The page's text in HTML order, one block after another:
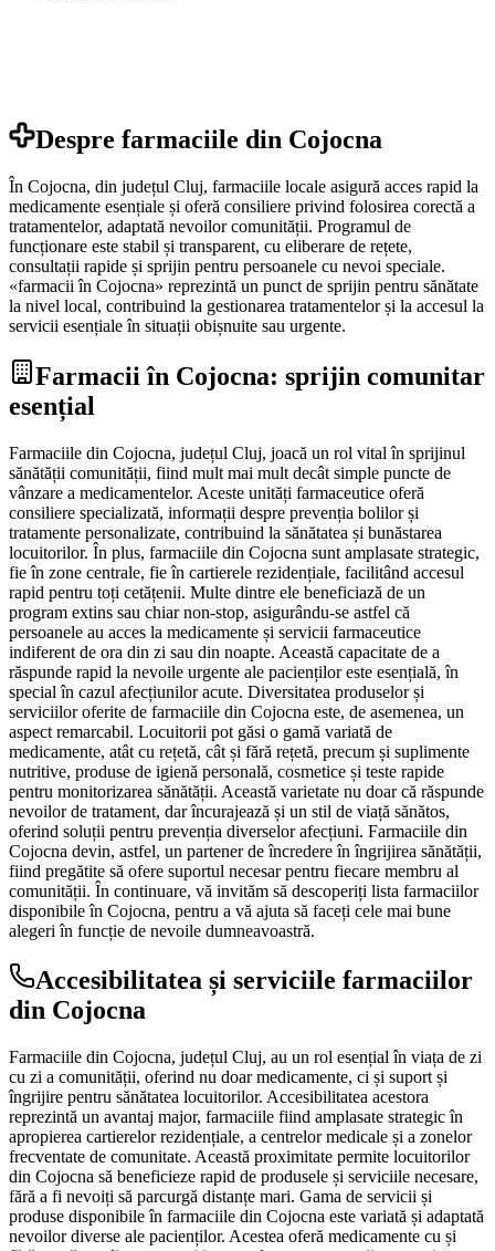
Despre farmaciile din Cojocna
În Cojocna, din județul Cluj, farmaciile locale asigură acces rapid la
medicamente esențiale și oferă consiliere privind folosirea corectă a
tratamentelor, adaptată nevoilor comunității. Programul de
funcționare este stabil și transparent, cu eliberare de rețete,
consultații rapide și sprijin pentru persoanele cu nevoi speciale.
«farmacii în Cojocna» reprezintă un punct de sprijin pentru sănătate
la nivel local, contribuind la gestionarea tratamentelor și la accesul la
servicii esențiale în situații obișnuite sau urgente.
Farmacii în Cojocna: sprijin comunitar
esențial
Farmaciile din Cojocna, județul Cluj, joacă un rol vital în sprijinul
sănătății comunității, fiind mult mai mult decât simple puncte de
vânzare a medicamentelor. Aceste unități farmaceutice oferă
consiliere specializată, informații despre prevenția bolilor și
tratamente personalizate, contribuind la sănătatea și bunăstarea
locuitorilor. În plus, farmaciile din Cojocna sunt amplasate strategic,
fie în zone centrale, fie în cartierele rezidențiale, facilitând accesul
rapid pentru toți cetățenii. Multe dintre ele beneficiază de un
program extins sau chiar non-stop, asigurându-se astfel că
persoanele au acces la medicamente și servicii farmaceutice
indiferent de ora din zi sau din noapte. Această capacitate de a
răspunde rapid la nevoile urgente ale pacienților este esențială, în
special în cazul afecțiunilor acute. Diversitatea produselor și
serviciilor oferite de farmaciile din Cojocna este, de asemenea, un
aspect remarcabil. Locuitorii pot găsi o gamă variată de
medicamente, atât cu rețetă, cât și fără rețetă, precum și suplimente
nutritive, produse de igienă personală, cosmetice și teste rapide
pentru monitorizarea sănătății. Această varietate nu doar că răspunde
nevoilor de tratament, dar încurajează și un stil de viață sănătos,
oferind soluții pentru prevenția diverselor afecțiuni. Farmaciile din
Cojocna devin, astfel, un partener de încredere în îngrijirea sănătății,
fiind pregătite să ofere suportul necesar pentru fiecare membru al
comunității. În continuare, vă invităm să descoperiți lista farmaciilor
disponibile în Cojocna, pentru a vă ajuta să faceți cele mai bune
alegeri în funcție de nevoile dumneavoastră.
Accesibilitatea și serviciile farmaciilor
din Cojocna
Farmaciile din Cojocna, județul Cluj, au un rol esențial în viața de zi
cu zi a comunității, oferind nu doar medicamente, ci și suport și
îngrijire pentru sănătatea locuitorilor. Accesibilitatea acestora
reprezintă un avantaj major, farmaciile fiind amplasate strategic în
apropierea cartierelor rezidențiale, a centrelor medicale și a zonelor
frecventate de comunitate. Această proximitate permite locuitorilor
din Cojocna să beneficieze rapid de produsele și serviciile necesare,
fără a fi nevoiți să parcurgă distanțe mari. Gama de servicii și
produse disponibile în farmaciile din Cojocna este variată și adaptată
nevoilor diverse ale pacienților. Acestea oferă medicamente cu și